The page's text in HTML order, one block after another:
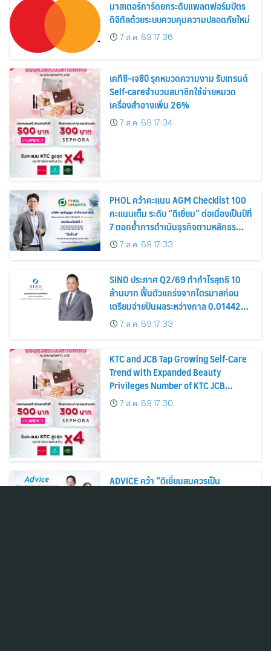
มาสเตอร์การ์ดยกระดับแพลตฟอร์มบัตร
ดิจิทัลด้วยระบบควบคุมความปลอดภัยใหม่
7 ส.ค. 69 17:36
เคทีซี–เจซีบี รุกหมวดความงาม รับเทรนด์
Self-careจำนวนสมาชิกใช้จ่ายหมวด
เครื่องสำอางเพิ่ม 26%
7 ส.ค. 69 17:34
PHOL คว้าคะแนน AGM Checklist 100
คะแนนเต็ม ระดับ “ดีเยี่ยม” ต่อเนื่องเป็นปีที่
7 ตอกย้ำการดำเนินธุรกิจตามหลักธร
รมาภิบาล โปร่งใส สร้างความเชื่อมั่นผู้ถือ
หุ้น
7 ส.ค. 69 17:33
SINO ประกาศ Q2/69 ทำกำไรสุทธิ 10
ล้านบาท ฟื้นตัวแกร่งจากไตรมาสก่อน
เตรียมจ่ายปันผลระหว่างกาล 0.014423
บาทต่อหุ้น ครึ่งปีหลังมุ่งเติบโตต่อเนื่อง
7 ส.ค. 69 17:33
KTC and JCB Tap Growing Self-Care
Trend with Expanded Beauty
Privileges Number of KTC JCB
Cardmembers Spending on
Cosmetics Rises 26%
7 ส.ค. 69 17:30
ADVICE คว้า “ดีเยี่ยมสมควรเป็น